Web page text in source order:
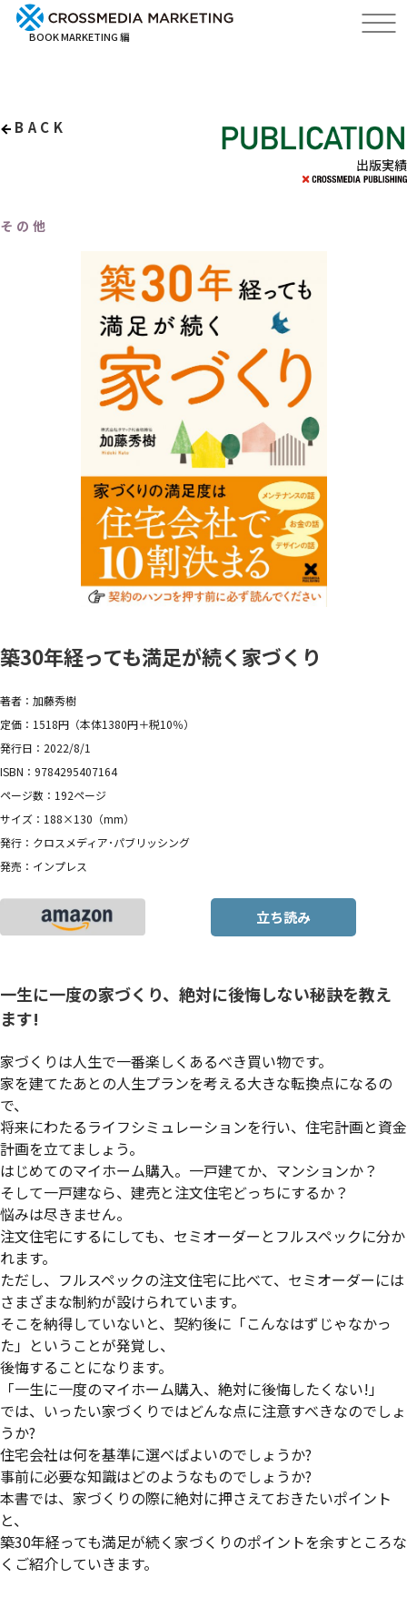
BOOK MARKETING 編
BACK
出版実績
その他
築30年経っても満足が続く家づくり
著者：加藤秀樹
定価：1518円（本体1380円＋税10％）
発行日：2022/8/1
ISBN：9784295407164
ページ数：192ページ
サイズ：188×130（mm）
発行：クロスメディア･パブリッシング
発売：インプレス
立ち読み
一生に一度の家づくり、絶対に後悔しない秘訣を教え
ます!
家づくりは人生で一番楽しくあるべき買い物です。
家を建てたあとの人生プランを考える大きな転換点になるの
で、
将来にわたるライフシミュレーションを行い、住宅計画と資金
計画を立てましょう。
はじめてのマイホーム購入。一戸建てか、マンションか？
そして一戸建なら、建売と注文住宅どっちにするか？
悩みは尽きません。
注文住宅にするにしても、セミオーダーとフルスペックに分か
れます。
ただし、フルスペックの注文住宅に比べて、セミオーダーには
さまざまな制約が設けられています。
そこを納得していないと、契約後に「こんなはずじゃなかっ
た」ということが発覚し、
後悔することになります。
「一生に一度のマイホーム購入、絶対に後悔したくない!」
では、いったい家づくりではどんな点に注意すべきなのでしょ
うか?
住宅会社は何を基準に選べばよいのでしょうか?
事前に必要な知識はどのようなものでしょうか?
本書では、家づくりの際に絶対に押さえておきたいポイント
と、
築30年経っても満足が続く家づくりのポイントを余すところな
くご紹介していきます。